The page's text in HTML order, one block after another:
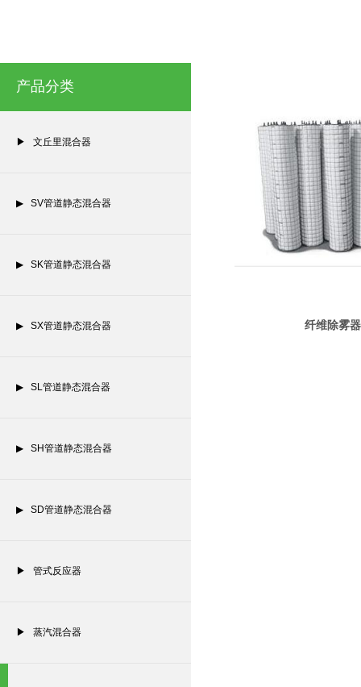
产品分类
纤维除雾器
▶ 文丘里混合器
▶ SV管道静态混合器
▶ SK管道静态混合器
▶ SX管道静态混合器
▶ SL管道静态混合器
▶ SH管道静态混合器
▶ SD管道静态混合器
▶ 管式反应器
▶ 蒸汽混合器